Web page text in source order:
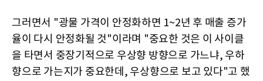
그러면서 "광물 가격이 안정화하면 1~2년 후 매출 증가
율이 다시 안정화될 것"이라며 "중요한 것은 이 사이클
을 타면서 중장기적으로 우상향 방향으로 가느냐, 우하
향으로 가는지가 중요한데, 우상향으로 보고 있다"고 했